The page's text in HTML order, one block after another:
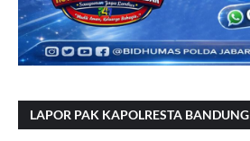
LAPOR PAK KAPOLRESTA BANDUNG